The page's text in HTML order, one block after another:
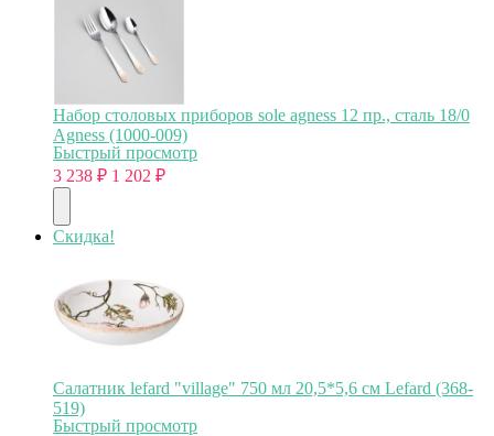
Набор столовых приборов sole agness 12 пр., сталь 18/0
Agness (1000-009)
Быстрый просмотр
3 238 ₽ 1 202 ₽
Скидка!
Салатник lefard "village" 750 мл 20,5*5,6 см Lefard (368-
519)
Быстрый просмотр